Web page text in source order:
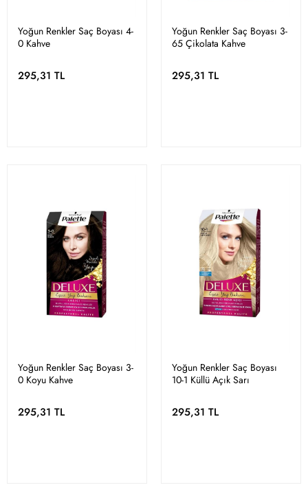
Yoğun Renkler Saç Boyası 4-
0 Kahve
295,31 TL
Yoğun Renkler Saç Boyası 3-
65 Çikolata Kahve
295,31 TL
Yoğun Renkler Saç Boyası 3-
0 Koyu Kahve
295,31 TL
Yoğun Renkler Saç Boyası
10-1 Küllü Açık Sarı
295,31 TL